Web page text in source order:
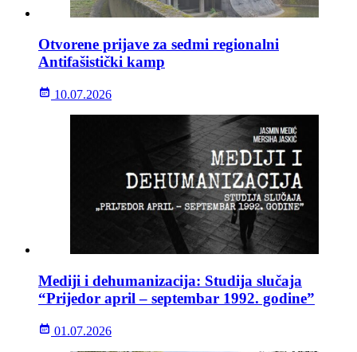
Otvorene prijave za sedmi regionalni
Antifašistički kamp
10.07.2026
Mediji i dehumanizacija: Studija slučaja
“Prijedor april – septembar 1992. godine”
01.07.2026